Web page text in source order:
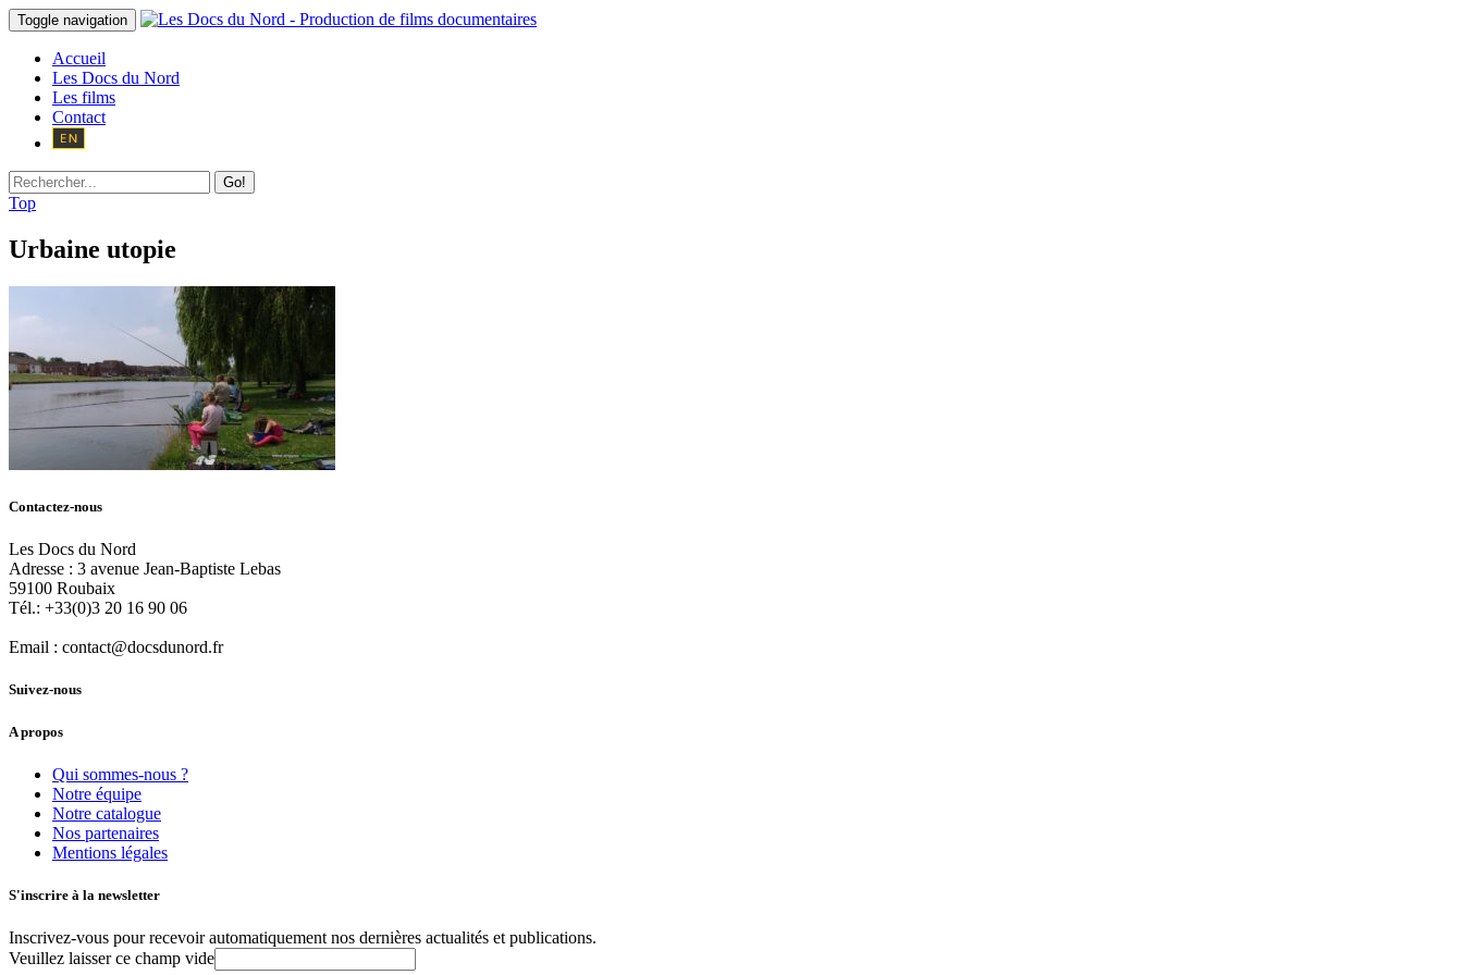
Toggle navigation
Accueil
Les Docs du Nord
Les films
Contact
Go!
Top
Urbaine utopie
Contactez-nous
Les Docs du Nord
Adresse : 3 avenue Jean-Baptiste Lebas
59100 Roubaix
Tél.: +33(0)3 20 16 90 06
Email : contact@docsdunord.fr
Suivez-nous
A propos
Qui sommes-nous ?
Notre équipe
Notre catalogue
Nos partenaires
Mentions légales
S'inscrire à la newsletter
Inscrivez-vous pour recevoir automatiquement nos dernières actualités et publications.
Veuillez laisser ce champ vide